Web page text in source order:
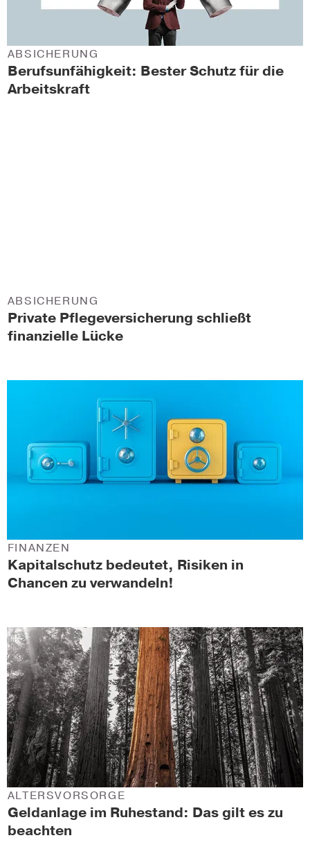
Berufsunfähigkeit: Bester Schutz für die
Arbeitskraft
ABSICHERUNG
Private Pflegeversicherung schließt
finanzielle Lücke
ABSICHERUNG
Kapitalschutz bedeutet, Risiken in
Chancen zu verwandeln!
FINANZEN
Geldanlage im Ruhestand: Das gilt es zu
beachten
ALTERSVORSORGE